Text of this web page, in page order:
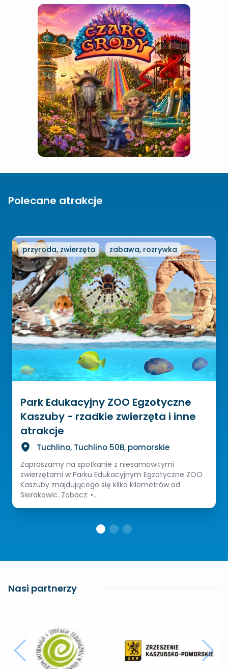
Polecane atrakcje
przyroda, zwierzęta zabawa, rozrywka
Park Edukacyjny ZOO Egzotyczne
Kaszuby - rzadkie zwierzęta i inne
atrakcje
Tuchlino, Tuchlino 50B, pomorskie
Zapraszamy na spotkanie z niesamowitymi
zwierzętami w Parku Edukacyjnym Egzotyczne ZOO
Kaszuby znajdującego się kilka kilometrów od
Sierakowic. Zobacz: •...
Nasi partnerzy